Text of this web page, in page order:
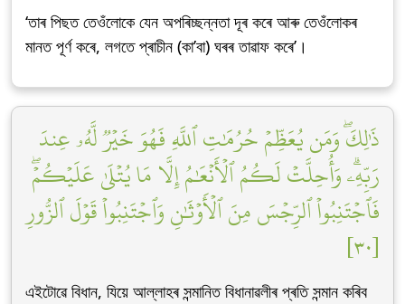
‘তাৰ পিছত তেওঁলোকে যেন অপৰিচ্ছন্নতা দূৰ কৰে আৰু তেওঁলোকৰ
মানত পূৰ্ণ কৰে, লগতে প্ৰাচীন (কা’বা) ঘৰৰ তাৱাফ কৰে’।
ذَٰلِكَۖ وَمَن يُعَظِّمۡ حُرُمَٰتِ ٱللَّهِ فَهُوَ خَيۡرٞ لَّهُۥ عِندَ
رَبِّهِۦۗ وَأُحِلَّتۡ لَكُمُ ٱلۡأَنۡعَٰمُ إِلَّا مَا يُتۡلَىٰ عَلَيۡكُمۡۖ
فَٱجۡتَنِبُواْ ٱلرِّجۡسَ مِنَ ٱلۡأَوۡثَٰنِ وَٱجۡتَنِبُواْ قَوۡلَ ٱلزُّورِ
[٣٠]
এইটোৱে বিধান, যিয়ে আল্লাহৰ সন্মানিত বিধানাৱলীৰ প্ৰতি সন্মান কৰিব